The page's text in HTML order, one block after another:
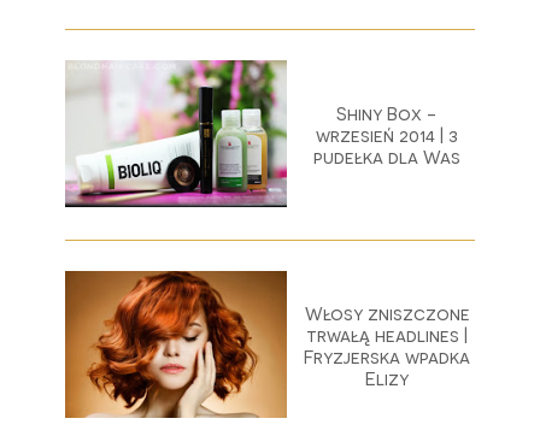
Shiny Box -
wrzesień 2014 | 3
pudełka dla Was
Włosy zniszczone
trwałą headlines |
Fryzjerska wpadka
Elizy